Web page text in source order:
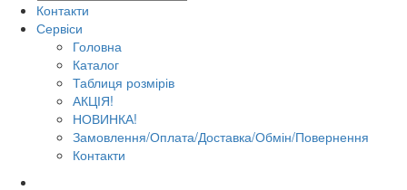
Контакти
Сервіси
Головна
Каталог
Таблиця розмірів
АКЦІЯ!
НОВИНКА!
Замовлення/Оплата/Доставка/Обмін/Повернення
Контакти